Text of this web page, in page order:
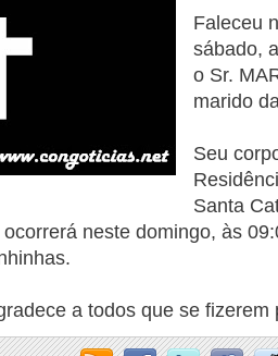
Faleceu
sábado,
o Sr.
marido
Seu
Santa
neste domingo, às
a todos que se fizerem